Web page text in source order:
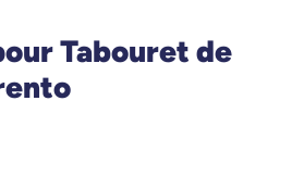
Tabouret de